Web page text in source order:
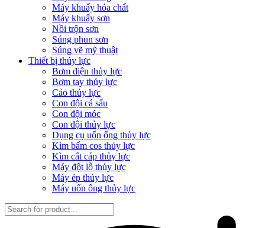
Máy khuấy hóa chất
Máy khuấy sơn
Nồi trộn sơn
Súng phun sơn
Súng vẽ mỹ thuật
Thiết bị thủy lực
Bơm điện thủy lực
Bơm tay thủy lực
Cảo thủy lực
Con đội cá sấu
Con đội móc
Con đội thủy lực
Dụng cụ uốn ống thủy lực
Kìm bấm cos thủy lực
Kìm cắt cáp thủy lực
Máy đột lỗ thủy lực
Máy ép thủy lực
Máy uốn ống thủy lực